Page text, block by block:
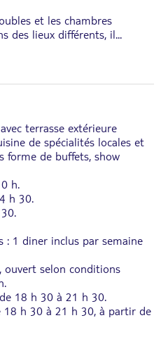
et les chambres
des lieux différents, il...
terrasse extérieure
de spécialités locales et
forme de buffets, show
h.
h 30.
: 1 diner inclus par semaine
ouvert selon conditions
18 h 30 à 21 h 30.
18 h 30 à 21 h 30, à partir de